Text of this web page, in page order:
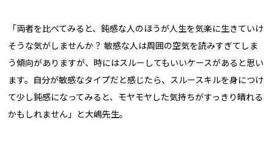
「両者を比べてみると、鈍感な人のほうが人生を気楽に生きていけ
そうな気がしませんか？ 敏感な人は周囲の空気を読みすぎてしま
う傾向がありますが、時にはスルーしてもいいケースがあると思い
ます。自分が敏感なタイプだと感じたら、スルースキルを身につけ
て少し鈍感になってみると、モヤモヤした気持ちがすっきり晴れる
かもしれません」と大嶋先生。